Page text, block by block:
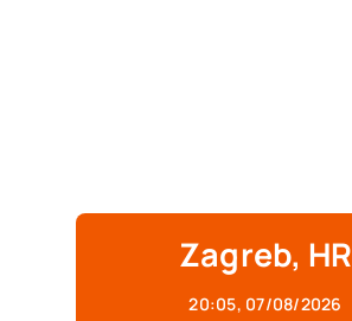
Zagreb, HR
20:05, 07/08/2026